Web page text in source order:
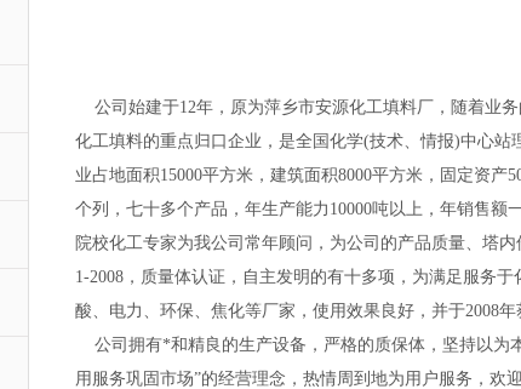
公司始建于12年，原为萍乡市安源化工填料厂，随着业
化工填料的重点归口企业，是全国化学(技术、情报)中心
业占地面积15000平方米，建筑面积8000平方米，固定资
个列，七十多个产品，年生产能力10000吨以上，年销售
院校化工专家为我公司常年顾问，为公司的产品质量、塔
1-2008，质量体认证，自主发明的有十多项，为满足服务
酸、电力、环保、焦化等厂家，使用效果良好，并于
公司拥有*和精良的生产设备，严格的质保体，坚持以为
用服务巩固市场”的经营理念，热情周到地为用户服务，欢